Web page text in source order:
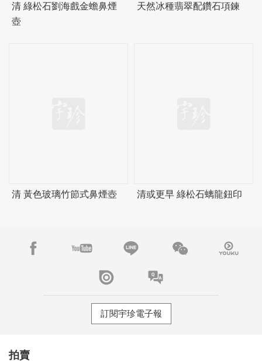
清 綠松石劉海戲金蟾鼻煙
壺
天然冰種翡翠配鑽石項鍊
清 黃色玻璃竹節式鼻煙壺 清或更早 綠松石螭龍鈕印
訂閱宇珍電子報
拍賣